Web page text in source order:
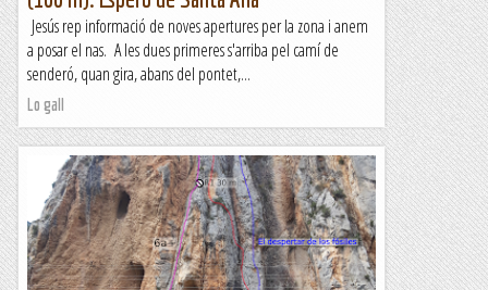
Jesús rep informació de noves apertures per la zona i anem
a posar el nas. A les dues primeres s'arriba pel camí de
senderó, quan gira, abans del pontet,...
Lo gall